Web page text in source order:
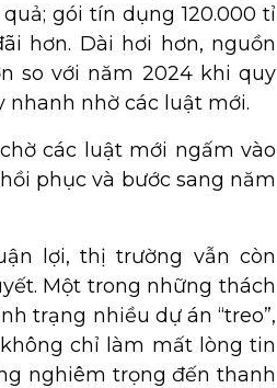
gói tín dụng 120.000 tỉ
hơn. Dài hơi hơn, nguồn
so với năm 2024 khi quy
nhờ các luật mới.
các luật mới ngấm vào
phục và bước sang năm
lợi, thị trường vẫn còn
Một trong những thách
trạng nhiều dự án “treo”,
chỉ làm mất lòng tin
nghiêm trọng đến thanh